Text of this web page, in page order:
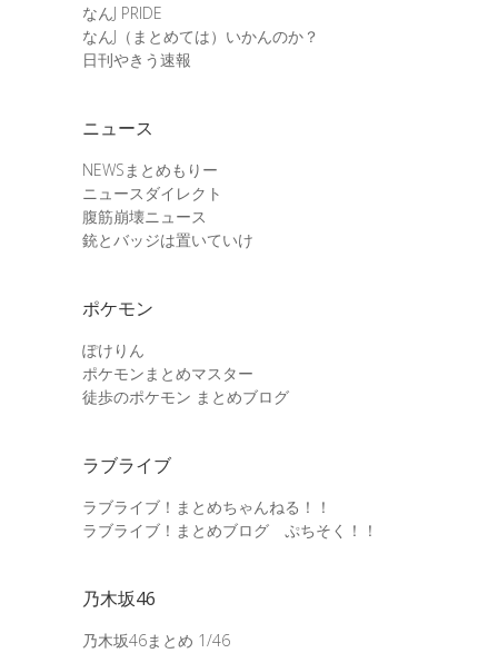
なんJ PRIDE
なんJ（まとめては）いかんのか？
日刊やきう速報
ニュース
NEWSまとめもりー
ニュースダイレクト
腹筋崩壊ニュース
銃とバッジは置いていけ
ポケモン
ぽけりん
ポケモンまとめマスター
徒歩のポケモン まとめブログ
ラブライブ
ラブライブ！まとめちゃんねる！！
ラブライブ！まとめブログ ぷちそく！！
乃木坂46
乃木坂46まとめ 1/46